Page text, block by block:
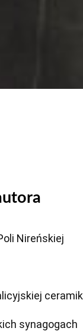
Nireńskiej
synagogach